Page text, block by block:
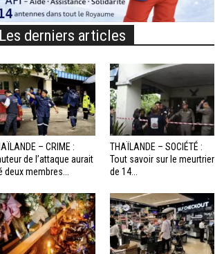
Les derniers articles
– CRIME :
de l’attaque aurait
deux membres...
THAÏLANDE – SOCIÉTÉ :
Tout savoir sur le meurtrier
de 14...